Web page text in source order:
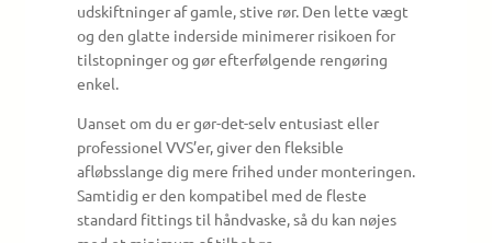
udskiftninger af gamle, stive rør. Den lette vægt
og den glatte inderside minimerer risikoen for
tilstopninger og gør efterfølgende rengøring
enkel.
Uanset om du er gør-det-selv entusiast eller
professionel VVS’er, giver den fleksible
afløbsslange dig mere frihed under monteringen.
Samtidig er den kompatibel med de fleste
standard fittings til håndvaske, så du kan nøjes